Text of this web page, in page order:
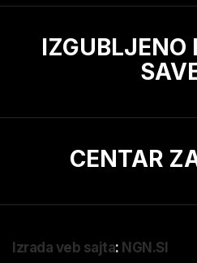
IZGUBLJENO
CENTAR
Izrada veb sajta: NGN.SI